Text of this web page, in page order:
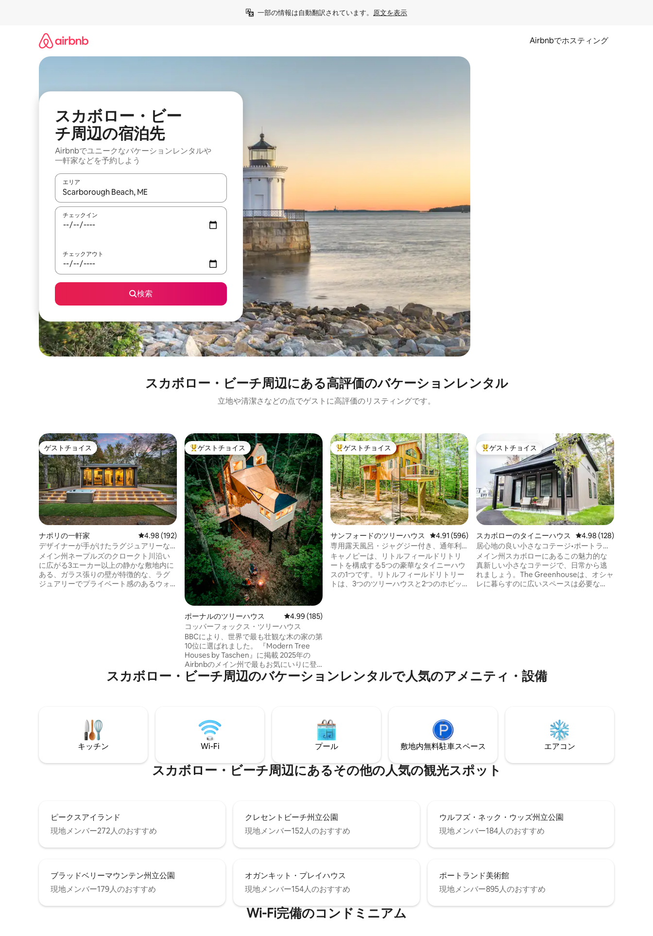
一部の情報は自動翻訳されています。 原文を表示
Airbnbでホスティング
スカボロー・ビー
チ⁠周⁠辺⁠の宿⁠泊⁠先
Airbnbでユニークなバ⁠ケ⁠ー⁠シ⁠ョ⁠ンレ⁠ン⁠タ⁠ルや
一⁠軒⁠家な⁠ど⁠を予⁠約⁠し⁠よ⁠う
エリア
検索結果が表示されたら、上下の矢印キーを使って移動するか、画面をタッチまたはスワイプして検索結果を確認することができます。
チェックイン
チェックアウト
検索
スカボロー・ビーチ⁠周⁠辺⁠に⁠あ⁠る高⁠評⁠価⁠のバ⁠ケ⁠ー⁠シ⁠ョ⁠ン⁠レ⁠ン⁠タ⁠ル
立地や清潔さなどの点でゲストに高評価のリスティングです。
ゲストチョイス
ゲストチョイス
ナポリの一軒家 レビュー192件、5つ星中4.98つ星の平均評価
4.98 (192)
デザイナーが手がけたラグジュアリーな
プライベートウォーターフロントのジャ
グジー - 静かな立地
メイン州ネープルズのクロークト川沿い
に広がる3エーカー以上の静かな敷地内に
ある、ガラス張りの壁が特徴的な、ラグ
ジュアリーでプライベート感のあるウォ
床暖房を備えた豪華なバスルーム、景色
が良い窓付きの広々としたウォークイン
大好評のゲストチョイスです。
ゲストチョイス
ポーナルのツリーハウス レビュー185件、5つ星中4.99つ星の平均評価
4.99 (185)
コッパーフォックス・ツリーハウス
BBCにより、世界で最も壮観な木の家の第
10位に選ばれました。 『Modern Tree
Houses by Taschen』に掲載 2025年の
Airbnbのメイン州で最もお気にいりに登
録された宿泊先！ アカギツネの頭の形を
したこのツリーハウスの幻想的な雰囲気
し、探索し、ご家族やお友達が何年も話
題にする永遠の思い出を作りに来てくだ
さい。 Instagramで
@thecopperfoxtreehouseをフォローし
て、私たちの旅をご覧ください。
大好評のゲストチョイスです。
ゲストチョイス
サンフォードのツリーハウス レビュー596件、5つ星中4.91つ星の平均評価
4.91 (596)
専用露天風呂・ジャグジー付き、通年利
用可能な豪華なツリーハウス
キャノピーは、リトルフィールドリトリ
ートを構成する5つの豪華なタイニーハウ
スの1つです。リトルフィールドリトリー
トは、3つのツリーハウスと2つのホビッ
の旅行のような体験をゲストに提供しま
大好評のゲストチョイスです。
ゲストチョイス
スカボローのタイニーハウス レビュー128件、5つ
4.98 (128)
居心地の良い小さなコテージ•ポートラン
ドまで9マイル•ビーチまで6マイル
メイン州スカボローにあるこの魅力的な
真新しい小さなコテージで、日常から逃
れましょう。The Greenhouseは、オシャ
レに暮らすのに広いスペースは必要な
お帰りください。
スカボロー・ビーチ⁠周⁠辺⁠のバ⁠ケ⁠ー⁠シ⁠ョ⁠ン⁠レ⁠ン⁠タ⁠ル⁠で人⁠気⁠のア⁠メ⁠ニ⁠テ⁠ィ⁠・⁠設⁠備
キッチン Wi-Fi プール 敷地内無料駐⁠車ス⁠ペ⁠ー⁠ス エアコン
スカボロー・ビーチ⁠周⁠辺⁠に⁠あ⁠るそ⁠の⁠他⁠の人⁠気⁠の観⁠光⁠ス⁠ポ⁠ッ⁠ト
ピークスアイランド
現地メンバー272人のおすすめ
クレセントビーチ州立公園
現地メンバー152人のおすすめ
ウルフズ・ネック・ウッズ州立公園
現地メンバー184人のおすすめ
ブラッドベリーマウンテン州立公園
現地メンバー179人のおすすめ
オガンキット・プレイハウス
現地メンバー154人のおすすめ
ポートランド美術館
現地メンバー895人のおすすめ
Wi-Fi完備のコンドミニアム